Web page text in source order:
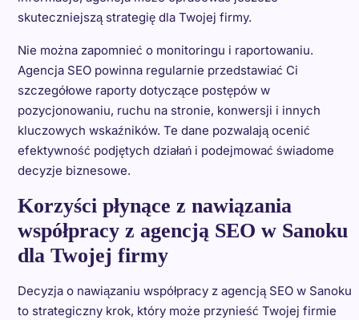
skuteczniejszą strategię dla Twojej firmy.
Nie można zapomnieć o monitoringu i raportowaniu.
Agencja SEO powinna regularnie przedstawiać Ci
szczegółowe raporty dotyczące postępów w
pozycjonowaniu, ruchu na stronie, konwersji i innych
kluczowych wskaźników. Te dane pozwalają ocenić
efektywność podjętych działań i podejmować świadome
decyzje biznesowe.
Korzyści płynące z nawiązania
współpracy z agencją SEO w Sanoku
dla Twojej firmy
Decyzja o nawiązaniu współpracy z agencją SEO w Sanoku
to strategiczny krok, który może przynieść Twojej firmie